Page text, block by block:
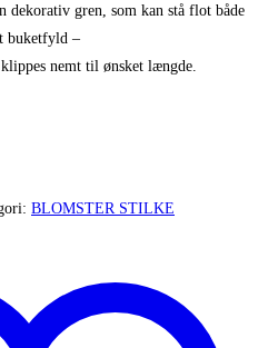
dekorativ gren, som kan stå flot både
buketfyld –
nemt til ønsket længde.
BLOMSTER STILKE